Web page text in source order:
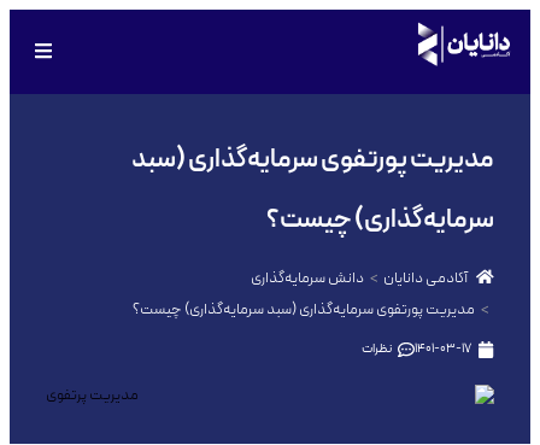
مدیریت پورتفوی سرمایه‌گذاری (سبد
سرمایه‌گذاری) چیست؟
آکادمی دانایان
دانش سرمایه‌گذاری
مدیریت پورتفوی سرمایه‌گذاری (سبد سرمایه‌گذاری) چیست؟
1401-03-17 نظرات